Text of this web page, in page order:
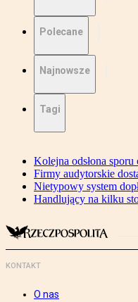
Polecane
Najnowsze
Tagi
Kolejna odsłona
Firmy audytorskie
Nietypowy system
Handlujący na kilku
KONTAKT
O nas